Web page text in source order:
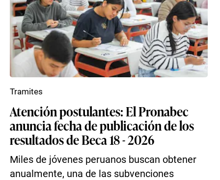
Atención postulantes: El Pronabec
anuncia fecha de publicación de los
resultados de Beca 18 - 2026
Miles de jóvenes peruanos buscan obtener
anualmente, una de las subvenciones
Tramites